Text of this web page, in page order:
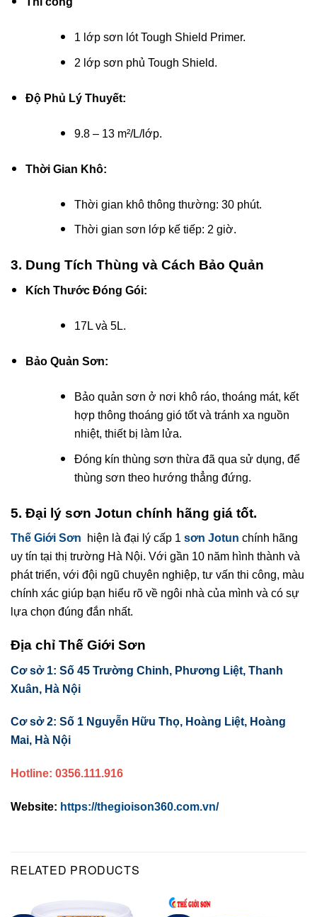
1 lớp sơn lót Tough Shield Primer.
2 lớp sơn phủ Tough Shield.
Độ Phủ Lý Thuyết:
9.8 – 13 m²/L/lớp.
Thời Gian Khô:
Thời gian khô thông thường: 30 phút.
Thời gian sơn lớp kế tiếp: 2 giờ.
3. Dung Tích Thùng và Cách Bảo Quản
Kích Thước Đóng Gói:
17L và 5L.
Bảo Quản Sơn:
Bảo quản sơn ở nơi khô ráo, thoáng mát, kết
hợp thông thoáng gió tốt và tránh xa nguồn
nhiệt, thiết bị làm lửa.
Đóng kín thùng sơn thừa đã qua sử dụng, để
thùng sơn theo hướng thẳng đứng.
5. Đại lý sơn Jotun chính hãng giá tốt.
Thế Giới Sơn hiện là đại lý cấp 1 sơn Jotun chính hãng
uy tín tại thị trường Hà Nội. Với gần 10 năm hình thành và
phát triển, với đội ngũ chuyên nghiệp, tư vấn thi công, màu
chính xác giúp bạn hiểu rõ về ngôi nhà của mình và có sự
lựa chọn đúng đắn nhất.
Địa chỉ Thế Giới Sơn
Cơ sở 1: Số 45 Trường Chinh, Phương Liệt, Thanh
Xuân, Hà Nội
Cơ sở 2: Số 1 Nguyễn Hữu Thọ, Hoàng Liệt, Hoàng
Mai, Hà Nội
Hotline: 0356.111.916
Website: https://thegioison360.com.vn/
RELATED PRODUCTS